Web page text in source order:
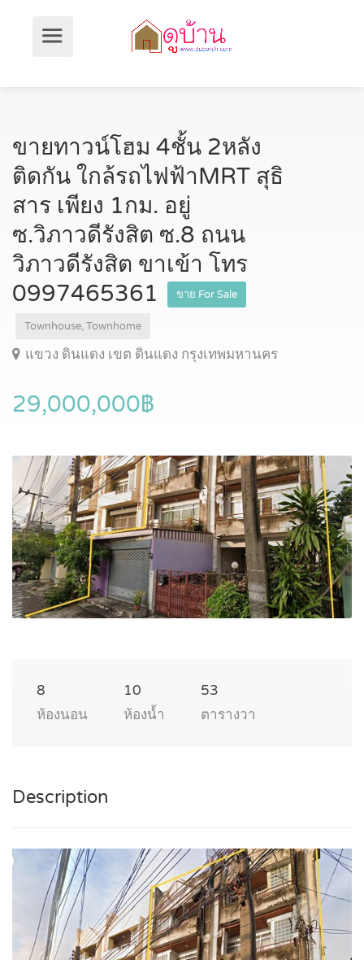
ขายทาวน์โฮม 4ชั้น 2หลัง
ติดกัน ใกล้รถไฟฟ้าMRT สุธิ
สาร เพียง 1กม. อยู่
ซ.วิภาวดีรังสิต ซ.8 ถนน
วิภาวดีรังสิต ขาเข้า โทร
0997465361
ขาย For Sale
Townhouse, Townhome
แขวง ดินแดง เขต ดินแดง กรุงเทพมหานคร
29,000,000฿
8
ห้องนอน
10
ห้องน้ำ
53
ตารางวา
Description